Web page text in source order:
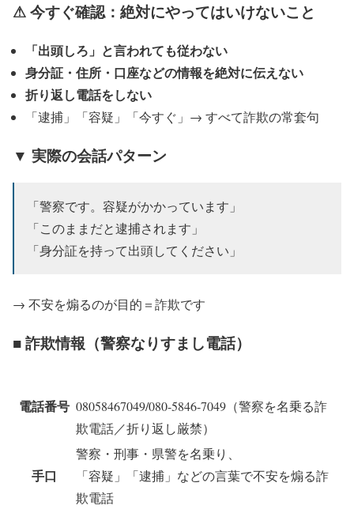
⚠ 今すぐ確認：絶対にやってはいけないこと
「出頭しろ」と言われても従わない
身分証・住所・口座などの情報を絶対に伝えない
折り返し電話をしない
「逮捕」「容疑」「今すぐ」→ すべて詐欺の常套句
▼ 実際の会話パターン
「警察です。容疑がかかっています」
「このままだと逮捕されます」
「身分証を持って出頭してください」
→ 不安を煽るのが目的＝詐欺です
■ 詐欺情報（警察なりすまし電話）
電話番号 08058467049/080-5846-7049（警察を名乗る詐
欺電話／折り返し厳禁）
手口
警察・刑事・県警を名乗り、
「容疑」「逮捕」などの言葉で不安を煽る詐
欺電話